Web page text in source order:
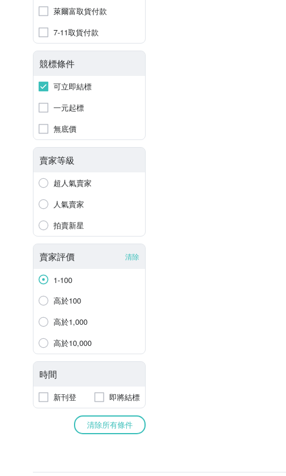
萊爾富取貨付款
7-11取貨付款
競標條件
可立即結標
一元起標
無底價
賣家等級
超人氣賣家
人氣賣家
拍賣新星
賣家評價 清除
1-100
高於100
高於1,000
高於10,000
時間
新刊登 即將結標
清除所有條件